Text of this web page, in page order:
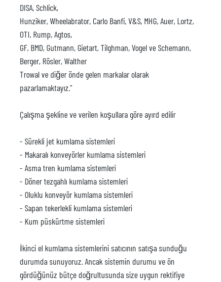
DISA, Schlick,
Hunziker, Wheelabrator, Carlo Banfi, V&S, MHG, Auer, Lortz,
OTI, Rump, Agtos,
GF, BMD, Gutmann, Gietart, Tilghman, Vogel ve Schemann,
Berger, Rösler, Walther
Trowal ve diğer önde gelen markalar olarak
pazarlamaktayız."
Çalışma şekline ve verilen koşullara göre ayırd edilir
- Sürekli jet kumlama sistemleri
- Makaralı konveyörler kumlama sistemleri
- Asma tren kumlama sistemleri
- Döner tezgahlı kumlama sistemleri
- Oluklu konveyör kumlama sistemleri
- Sapan tekerlekli kumlama sistemleri
- Kum püskürtme sistemleri
İkinci el kumlama sistemlerini satıcının satışa sunduğu
durumda sunuyoruz. Ancak sistemin durumu ve ön
gördüğünüz bütçe doğrultusunda size uygun rektifiye